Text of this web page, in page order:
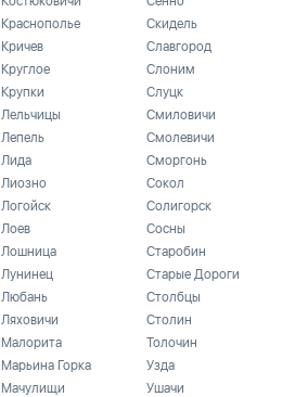
Краснополье
Кричев
Круглое
Крупки
Лельчицы
Лепель
Лида
Лиозно
Логойск
Лоев
Лошница
Лунинец
Любань
Ляховичи
Малорита
Марьина Горка
Мачулищи
Скидель
Славгород
Слоним
Слуцк
Смиловичи
Смолевичи
Сморгонь
Сокол
Солигорск
Сосны
Старобин
Старые Дороги
Столбцы
Столин
Толочин
Узда
Ушачи